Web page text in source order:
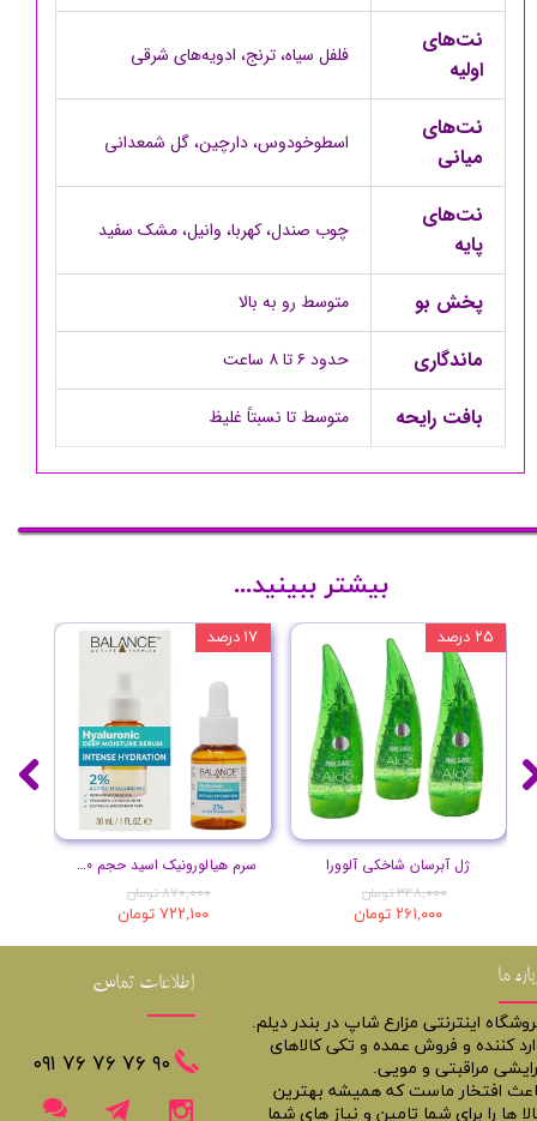
نت‌های
اولیه
فلفل سیاه، ترنج، ادویه‌های شرقی
نت‌های
میانی
اسطوخودوس، دارچین، گل شمعدانی
نت‌های
پایه
چوب صندل، کهربا، وانیل، مشک سفید
پخش بو متوسط رو به بالا
ماندگاری حدود ۶ تا ۸ ساعت
بافت رایحه متوسط تا نسبتاً غلیظ
سرم هیالورونیک اسید حجم 30 میلی لیتر
۸۷۰,۰۰۰ تومان
۷۲۲,۱۰۰ تومان
۱۷ درصد
ژل آبرسان شاخکی آلوورا
۳۴۸,۰۰۰ تومان
۲۶۱,۰۰۰ تومان
۲۵ درصد
بیشتر ببینید...
ما
اینترنتی مزارع شاپ در بندر دیلم.
کننده و فروش عمده و تکی کالاهای
مراقبتی و مویی.
افتخار ماست که همیشه بهترین
ها را برای شما تامین و نیاز های شما
اطلاعات تماس
​​٩٠ ٧۶ ٧۶ ٧۶ ٠٩١